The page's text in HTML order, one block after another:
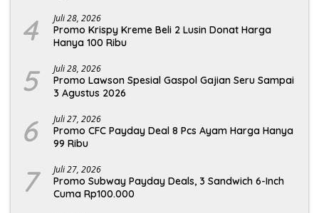
4 Juli 28, 2026
Promo Krispy Kreme Beli 2 Lusin Donat Harga
Hanya 100 Ribu
5 Juli 28, 2026
Promo Lawson Spesial Gaspol Gajian Seru Sampai
3 Agustus 2026
6 Juli 27, 2026
Promo CFC Payday Deal 8 Pcs Ayam Harga Hanya
99 Ribu
7 Juli 27, 2026
Promo Subway Payday Deals, 3 Sandwich 6-Inch
Cuma Rp100.000